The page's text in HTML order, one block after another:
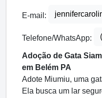
E-mail:
Telefone/WhatsApp:
Adoção de Gata
em Belém PA
Adote Miumiu, uma
Ela busca um lar